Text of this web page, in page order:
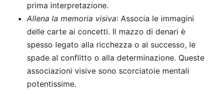
prima interpretazione.
Allena la memoria visiva: Associa le immagini
delle carte ai concetti. Il mazzo di denari è
spesso legato alla ricchezza o al successo, le
spade al conflitto o alla determinazione. Queste
associazioni visive sono scorciatoie mentali
potentissime.